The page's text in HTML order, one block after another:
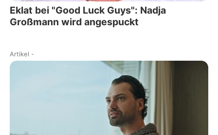
Eklat bei "Good Luck Guys": Nadja
Großmann wird angespuckt
Artikel -